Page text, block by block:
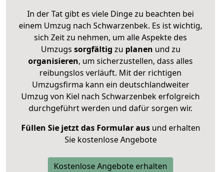
In der Tat gibt es viele Dinge zu beachten bei
einem Umzug nach Schwarzenbek. Es ist wichtig,
sich Zeit zu nehmen, um alle Aspekte des
Umzugs sorgfältig zu planen und zu
organisieren, um sicherzustellen, dass alles
reibungslos verläuft. Mit der richtigen
Umzugsfirma kann ein deutschlandweiter
Umzug von Kiel nach Schwarzenbek erfolgreich
durchgeführt werden und dafür sorgen wir.
Füllen Sie jetzt das Formular ausund erhalten
Sie kostenlose Angebote
Kostenlose Angebote erhalten